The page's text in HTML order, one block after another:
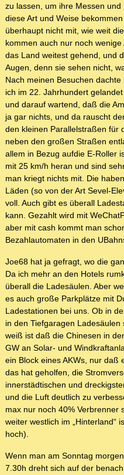
zu lassen, um ihre Messen
diese Art und Weise
überhaupt nicht mit, wie weit
kommen auch nur noch
das Land weitest gehend, und
Augen, denn sie sehen nicht,
Nach meinen Besuchen
ich im 22. Jahrhundert
und darauf wartend, daß die
ja gar nichts, und da rauscht
den kleinen Parallelstraßen für
neben den großen Straßen
allem in Bezug aufdie E-Roller
mit 25 km/h heran und sind
man kriegt nichts mit. Die
Läden (so von der Art Sevel-
voll. Auch gibt es überall
kann. Gezahlt wird mit
aber mit cash kommt man
Bezahlautomaten in den
Joe68 hat ja gefragt, wo die
Da ich mehr an den Hotels
überall die Ladesäulen. Aber
es auch große Parkplätze mit
Ladestationen bei uns. Ob in
in den Tiefgaragen
weiß ist daß die Chinesen in
GW an Solar- und
ein Block eines AKWs, nur daß
das hat geholfen, die
innerstädtischen und
und die Luft deutlich zu
max nur noch 40% Verbrenner
weiter westlich im „Hinterland“
hoch).
Wenn man am Sonntag
7.30h dreht sich auf der